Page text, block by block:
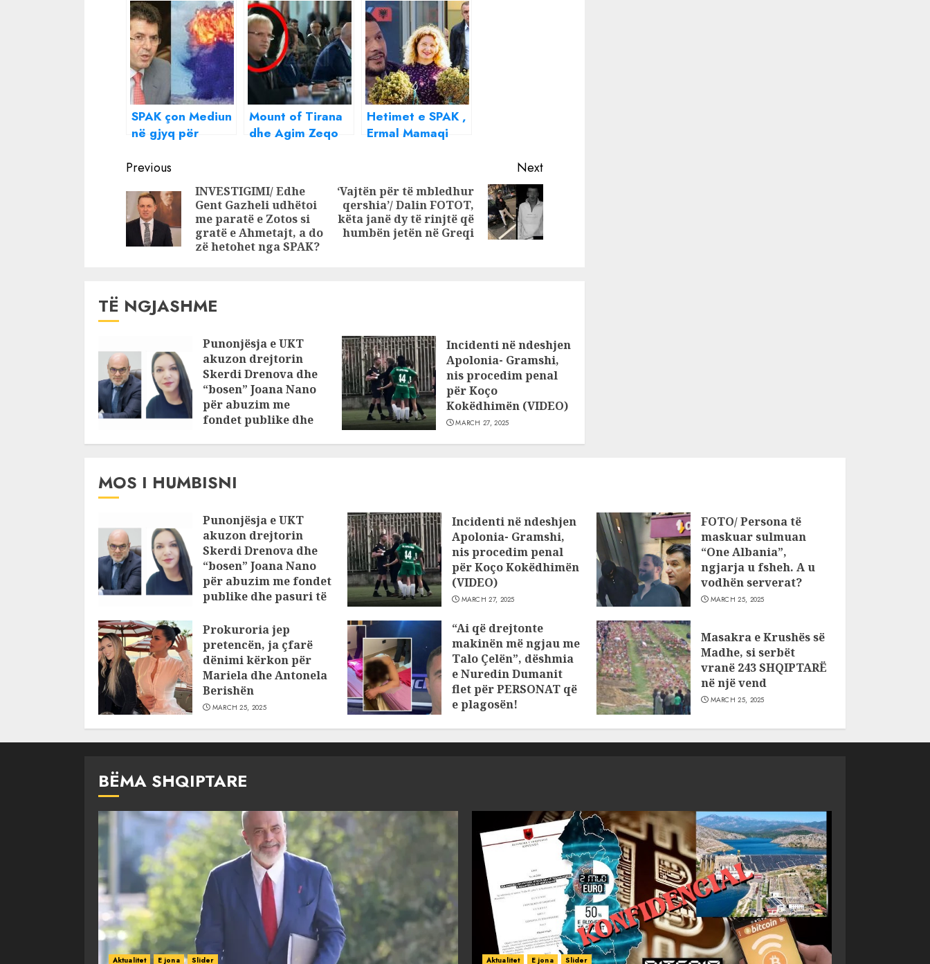
SPAK çon Mediun
në gjyq për
hetimi për
korrupsion dhe
pastrim parash
Mount of Tirana
dhe Agim Zeqo
parash
Hetimet e SPAK ,
Ermal Mamaqi
parash
Continue
Reading
Previous
Previous
post:
INVESTIGIMI/ Edhe
Gent Gazheli udhëtoi
me paratë e Zotos si
gratë e Ahmetajt, a do
zë hetohet nga SPAK?
Next
Next
post:
‘Vajtën për të mbledhur
qershia’/ Dalin FOTOT,
këta janë dy të rinjtë që
humbën jetën në Greqi
TË NGJASHME
Punonjësja e UKT
akuzon drejtorin
Skerdi Drenova dhe
“bosen” Joana Nano
për abuzim me
fondet publike dhe
Incidenti në ndeshjen
Apolonia- Gramshi,
nis procedim penal
për Koço
Kokëdhimën (VIDEO)
MARCH 27, 2025
MOS I HUMBISNI
Punonjësja e UKT
akuzon drejtorin
Skerdi Drenova dhe
“bosen” Joana Nano
për abuzim me fondet
publike dhe pasuri të
JULY 24, 2025
Incidenti në ndeshjen
Apolonia- Gramshi,
nis procedim penal
për Koço Kokëdhimën
(VIDEO)
MARCH 27, 2025
FOTO/ Persona të
maskuar sulmuan
“One Albania”,
ngjarja u fsheh. A u
vodhën serverat?
MARCH 25, 2025
Prokuroria jep
pretencën, ja çfarë
dënimi kërkon për
Mariela dhe Antonela
Berishën
MARCH 25, 2025
“Ai që drejtonte
makinën më ngjau me
Talo Çelën”, dëshmia
e Nuredin Dumanit
flet për PERSONAT që
e plagosën!
Masakra e Krushës së
Madhe, si serbët
vranë 243 SHQIPTARË
në një vend
MARCH 25, 2025
BËMA SHQIPTARE
Aktualitet E jona Slider Aktualitet E jona Slider